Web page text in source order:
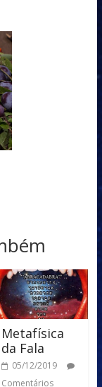
Metafísica
da Fala
05/12/2019
Comentários